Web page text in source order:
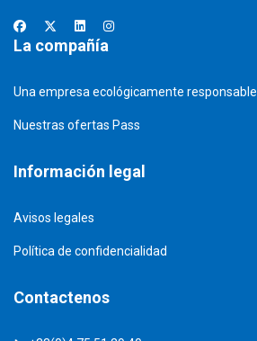
La compañía
Una empresa ecológicamente responsable
Nuestras ofertas Pass
Información legal
Avisos legales
Política de confidencialidad
Contactenos